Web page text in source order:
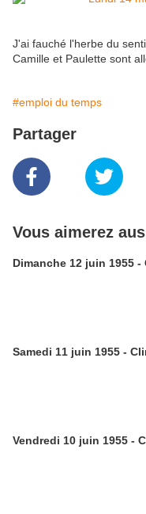
J'ai fauché l'herbe du
Camille et Paulette sont
#emploi du temps
Partager
Vous aimerez
Dimanche 12 juin 1955 -
Samedi 11 juin 1955 -
Vendredi 10 juin 1955 -